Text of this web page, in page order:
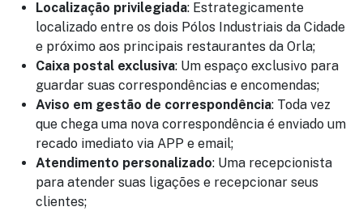
Localização privilegiada: Estrategicamente
localizado entre os dois Pólos Industriais da Cidade
e próximo aos principais restaurantes da Orla;
Caixa postal exclusiva: Um espaço exclusivo para
guardar suas correspondências e encomendas;
Aviso em gestão de correspondência: Toda vez
que chega uma nova correspondência é enviado um
recado imediato via APP e email;
Atendimento personalizado: Uma recepcionista
para atender suas ligações e recepcionar seus
clientes;